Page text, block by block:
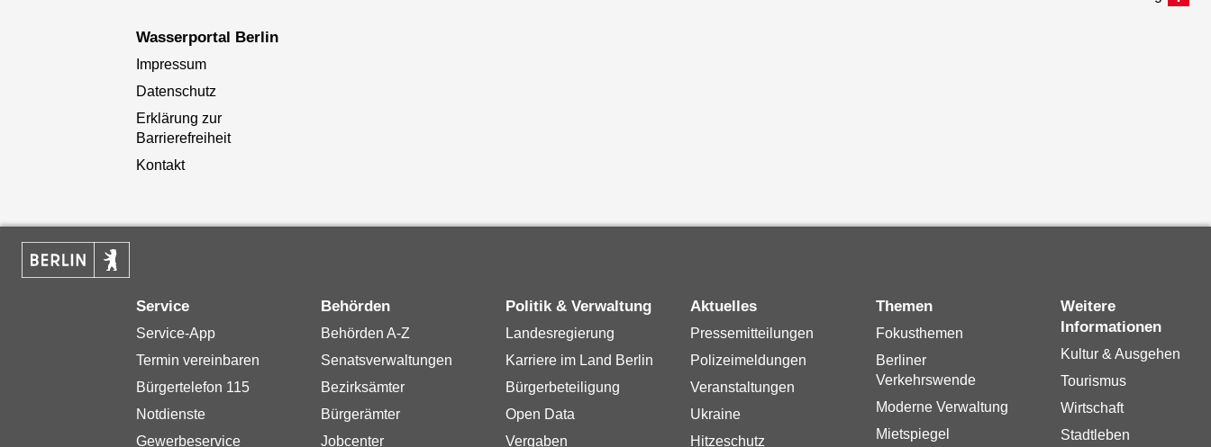
Wasserportal Berlin
Impressum
Datenschutz
Erklärung zur
Barrierefreiheit
Kontakt
Service
Service-App
Termin vereinbaren
Bürgertelefon 115
Notdienste
Gewerbeservice
Behörden
Behörden A-Z
Senatsverwaltungen
Bezirksämter
Bürgerämter
Jobcenter
Politik & Verwaltung
Landesregierung
Karriere im Land Berlin
Bürgerbeteiligung
Open Data
Vergaben
Aktuelles
Pressemitteilungen
Polizeimeldungen
Veranstaltungen
Ukraine
Hitzeschutz
Themen
Fokusthemen
Berliner
Verkehrswende
Moderne Verwaltung
Mietspiegel
Weitere
Informationen
Kultur & Ausgehen
Tourismus
Wirtschaft
Stadtleben